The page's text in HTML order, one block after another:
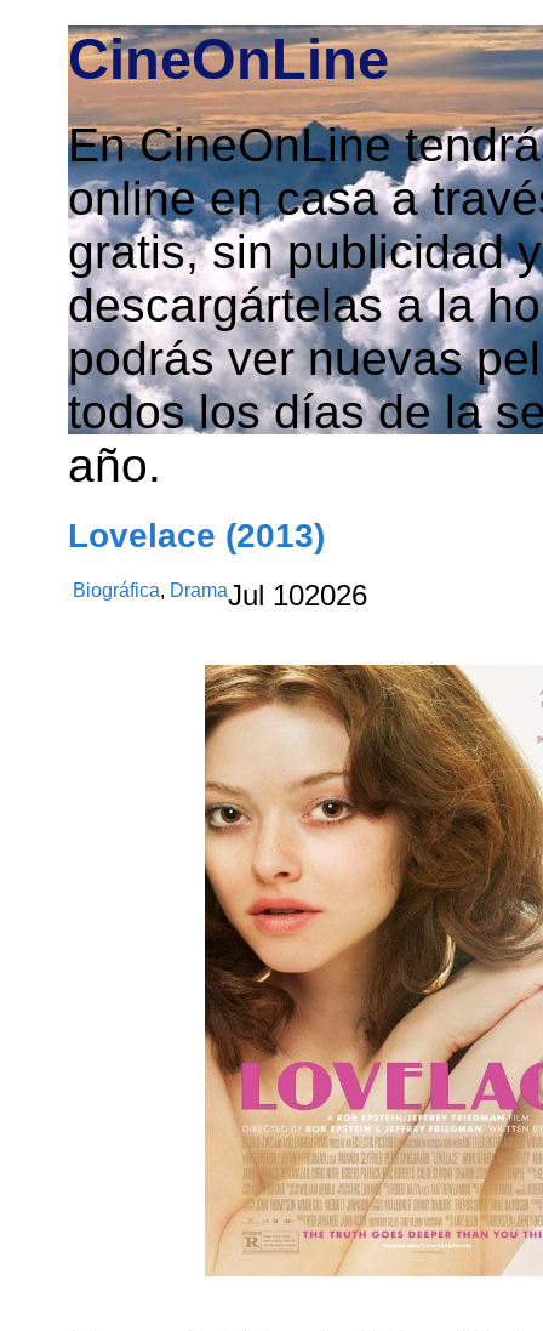
CineOnLine
En CineOnLine
online en casa a
gratis, sin publicidad
descargártelas a la
podrás ver nuevas
todos los días de la
año.
Lovelace (2013)
Biográfica, DramaJul 102026